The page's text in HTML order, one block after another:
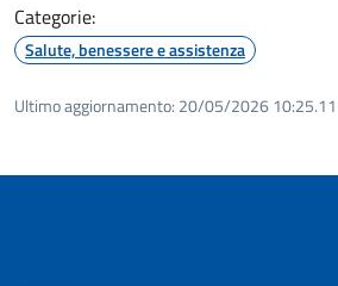
Categorie:
Salute, benessere e assistenza
Ultimo aggiornamento: 20/05/2026 10:25.11